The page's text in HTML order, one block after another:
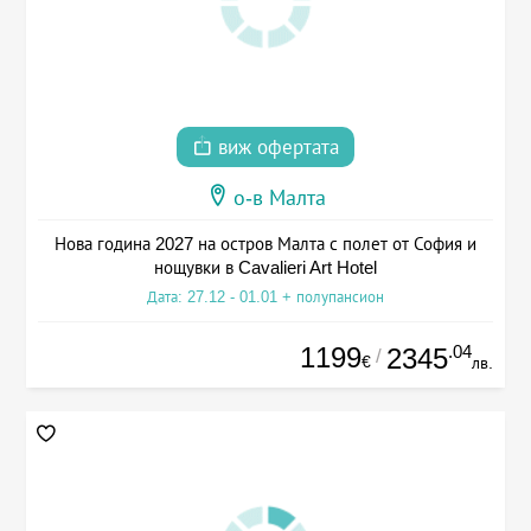
виж офертата
о-в Малта
Нова година 2027 на остров Малта с полет от София и
нощувки в Cavalieri Art Hotel
Дата: 27.12 - 01.01 + полупансион
1199€ / 2345.04
лв.